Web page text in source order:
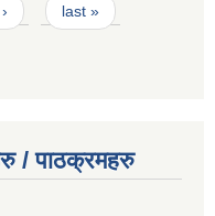
last »
/ पाठक्रमहरु